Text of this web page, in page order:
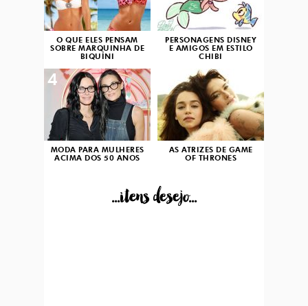
O QUE ELES PENSAM
SOBRE MARQUINHA DE
BIQUÍNI
PERSONAGENS DISNEY
E AMIGOS EM ESTILO
CHIBI
MODA PARA MULHERES
ACIMA DOS 50 ANOS
4
AS ATRIZES DE GAME
OF THRONES
...itens desejo...